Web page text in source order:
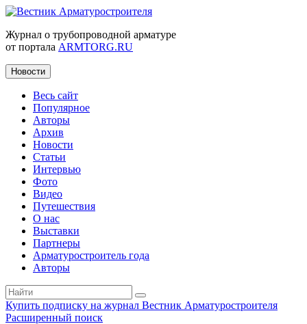
Журнал о трубопроводной арматуре
от портала ARMTORG.RU
Новости
Весь сайт
Популярное
Авторы
Архив
Новости
Статьи
Интервью
Фото
Видео
Путешествия
О нас
Выставки
Партнеры
Арматуростроитель года
Авторы
Купить подписку на журнал Вестник Арматуростроителя
Расширенный поиск